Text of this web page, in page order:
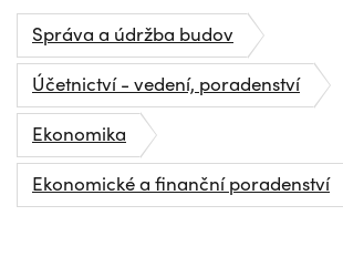
Správa a údržba budov
Účetnictví - vedení, poradenství
Ekonomika
Ekonomické a finanční poradenství